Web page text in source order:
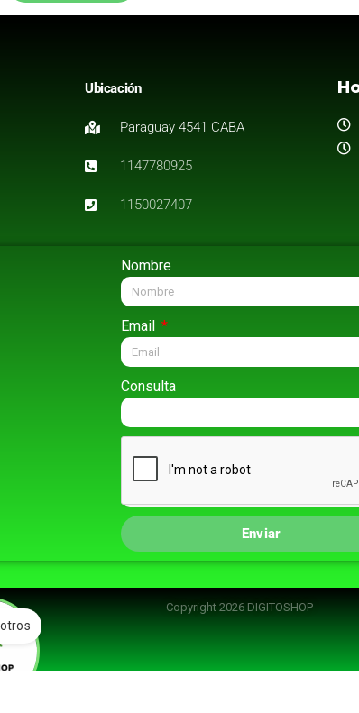
Ubicación
Paraguay 4541 CABA
1147780925
1150027407
Nombre
Email
Consulta
Enviar
Copyright 2026 DIGITOSHOP